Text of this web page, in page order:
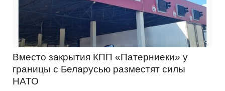
Вместо закрытия КПП «Патерниеки» у
границы с Беларусью разместят силы
НАТО